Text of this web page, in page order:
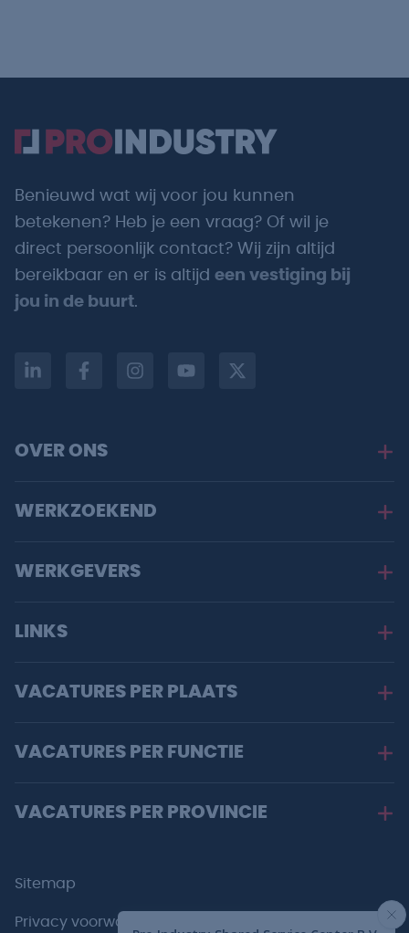
Benieuwd wat wij voor jou kunnen
betekenen? Heb je een vraag? Of wil je
direct persoonlijk contact? Wij zijn altijd
bereikbaar en er is altijd een vestiging bij
jou in de buurt.
OVER ONS
WERKZOEKEND
WERKGEVERS
LINKS
VACATURES PER PLAATS
VACATURES PER FUNCTIE
VACATURES PER PROVINCIE
Sitemap
Privacy voorwaarden